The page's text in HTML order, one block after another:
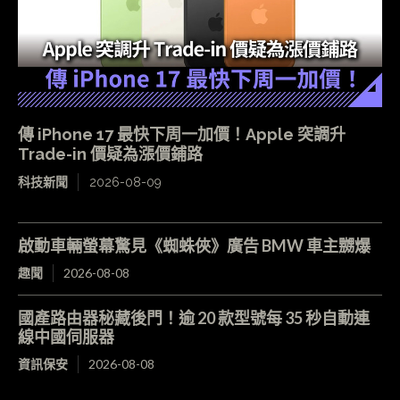
傳 iPhone 17 最快下周一加價！Apple 突調升
Trade-in 價疑為漲價鋪路
科技新聞 2026-08-09
啟動車輛螢幕驚見《蜘蛛俠》廣告 BMW 車主嬲爆
趣聞 2026-08-08
國產路由器秘藏後門！逾 20 款型號每 35 秒自動連
線中國伺服器
資訊保安 2026-08-08